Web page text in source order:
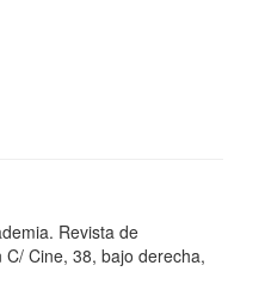
Revista de
Cine, 38, bajo derecha,